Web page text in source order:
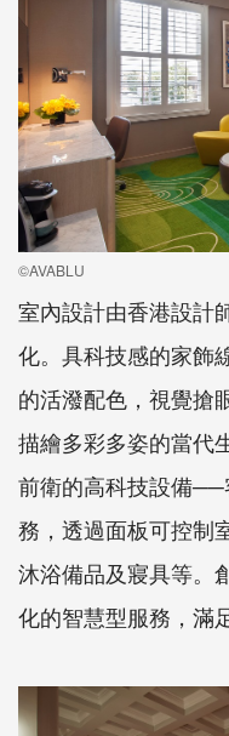
©AVABLU
室內設計由香港設計
化。具科技感的家飾
的活潑配色，視覺搶
描繪多彩多姿的當代
前衛的高科技設備──
務，透過面板可控制
沐浴備品及寢具等。
化的智慧型服務，滿